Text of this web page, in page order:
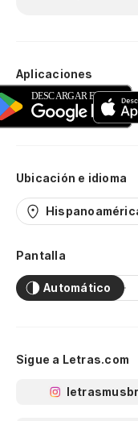
Aplicaciones
Ubicación e idioma
Pantalla
Automático
Sigue a Letras.com
letrasmusbr